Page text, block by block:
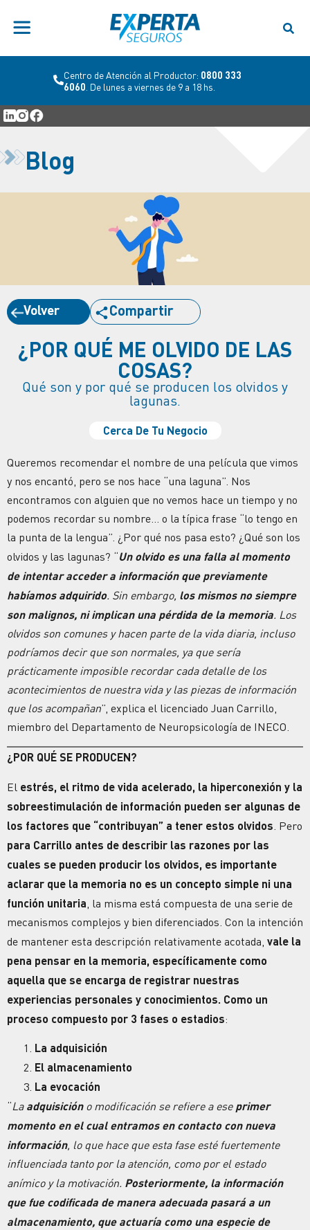
Centro de Atención al Productor: 0800 333
6060 . De lunes a viernes de 9 a 18 hs.
Blog
Volver Compartir
¿POR QUÉ ME OLVIDO DE LAS
COSAS?
Qué son y por qué se producen los olvidos y
lagunas.
Cerca De Tu Negocio
Queremos recomendar el nombre de una película que vimos
y nos encantó, pero se nos hace “una laguna”. Nos
encontramos con alguien que no vemos hace un tiempo y no
podemos recordar su nombre… o la típica frase “lo tengo en
la punta de la lengua”. ¿Por qué nos pasa esto? ¿Qué son los
olvidos y las lagunas? “Un olvido es una falla al momento
de intentar acceder a información que previamente
habíamos adquirido. Sin embargo, los mismos no siempre
son malignos, ni implican una pérdida de la memoria. Los
olvidos son comunes y hacen parte de la vida diaria, incluso
podríamos decir que son normales, ya que sería
prácticamente imposible recordar cada detalle de los
acontecimientos de nuestra vida y las piezas de información
que los acompañan”, explica el licenciado Juan Carrillo,
miembro del Departamento de Neuropsicología de INECO.
¿POR QUÉ SE PRODUCEN?
El estrés, el ritmo de vida acelerado, la hiperconexión y la
sobreestimulación de información pueden ser algunas de
los factores que “contribuyan” a tener estos olvidos . Pero
para Carrillo antes de describir las razones por las
cuales se pueden producir los olvidos, es importante
aclarar que la memoria no es un concepto simple ni una
función unitaria , la misma está compuesta de una serie de
mecanismos complejos y bien diferenciados. Con la intención
de mantener esta descripción relativamente acotada, vale la
pena pensar en la memoria, específicamente como
aquella que se encarga de registrar nuestras
experiencias personales y conocimientos. Como un
proceso compuesto por 3 fases o estadios:
La adquisición
El almacenamiento
La evocación
“La adquisicióno modificación se refiere a ese primer
momento en el cual entramos en contacto con nueva
información, lo que hace que esta fase esté fuertemente
influenciada tanto por la atención, como por el estado
anímico y la motivación. Posteriormente, la información
que fue codificada de manera adecuada pasará a un
almacenamiento, que actuaría como una especie de